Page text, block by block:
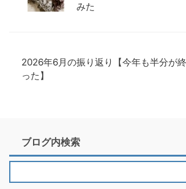
みた
2026年6月の振り返り【今年も半分が
った】
ブログ内検索